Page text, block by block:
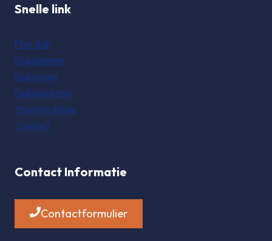
Snelle link
Plat dak
Dakpannen
Dakgoten
Dakreparatie
Stormschade
Contact
Contact Informatie
Contactformulier